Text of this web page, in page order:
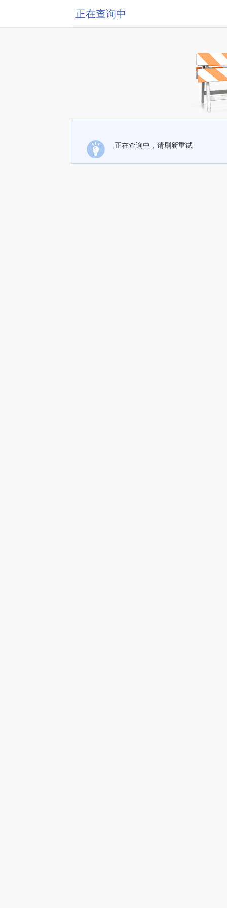
正在查询中
正在查询中，请刷新重试